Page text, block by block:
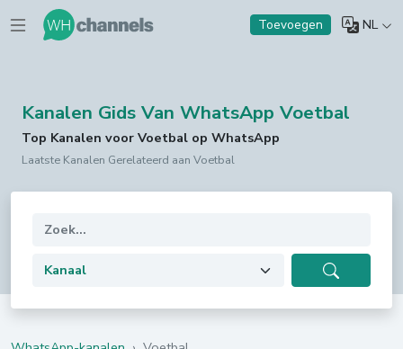
Toevoegen NL
Kanalen Gids Van WhatsApp Voetbal
Top Kanalen voor Voetbal op WhatsApp
Laatste Kanalen Gerelateerd aan Voetbal